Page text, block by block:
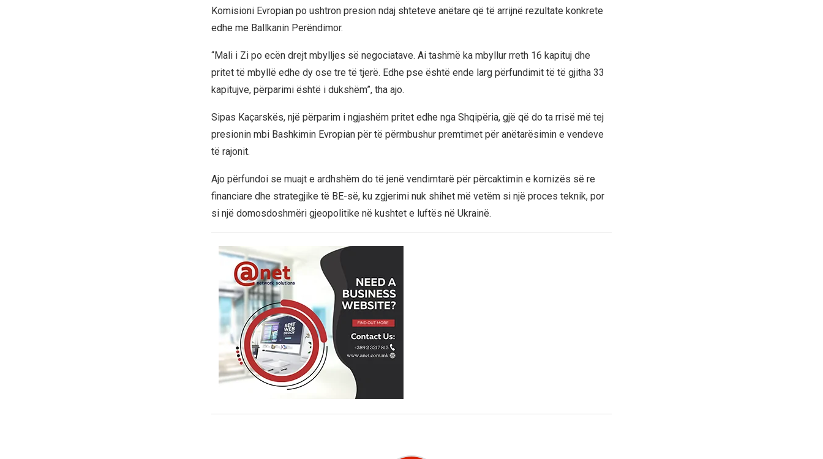
Komisioni Evropian po ushtron presion ndaj shteteve anëtare që të arrijnë rezultate konkrete
edhe me Ballkanin Perëndimor.
“Mali i Zi po ecën drejt mbylljes së negociatave. Ai tashmë ka mbyllur rreth 16 kapituj dhe
pritet të mbyllë edhe dy ose tre të tjerë. Edhe pse është ende larg përfundimit të të gjitha 33
kapitujve, përparimi është i dukshëm”, tha ajo.
Sipas Kaçarskës, një përparim i ngjashëm pritet edhe nga Shqipëria, gjë që do ta rrisë më tej
presionin mbi Bashkimin Evropian për të përmbushur premtimet për anëtarësimin e vendeve
të rajonit.
Ajo përfundoi se muajt e ardhshëm do të jenë vendimtarë për përcaktimin e kornizës së re
financiare dhe strategjike të BE-së, ku zgjerimi nuk shihet më vetëm si një proces teknik, por
si një domosdoshmëri gjeopolitike në kushtet e luftës në Ukrainë.